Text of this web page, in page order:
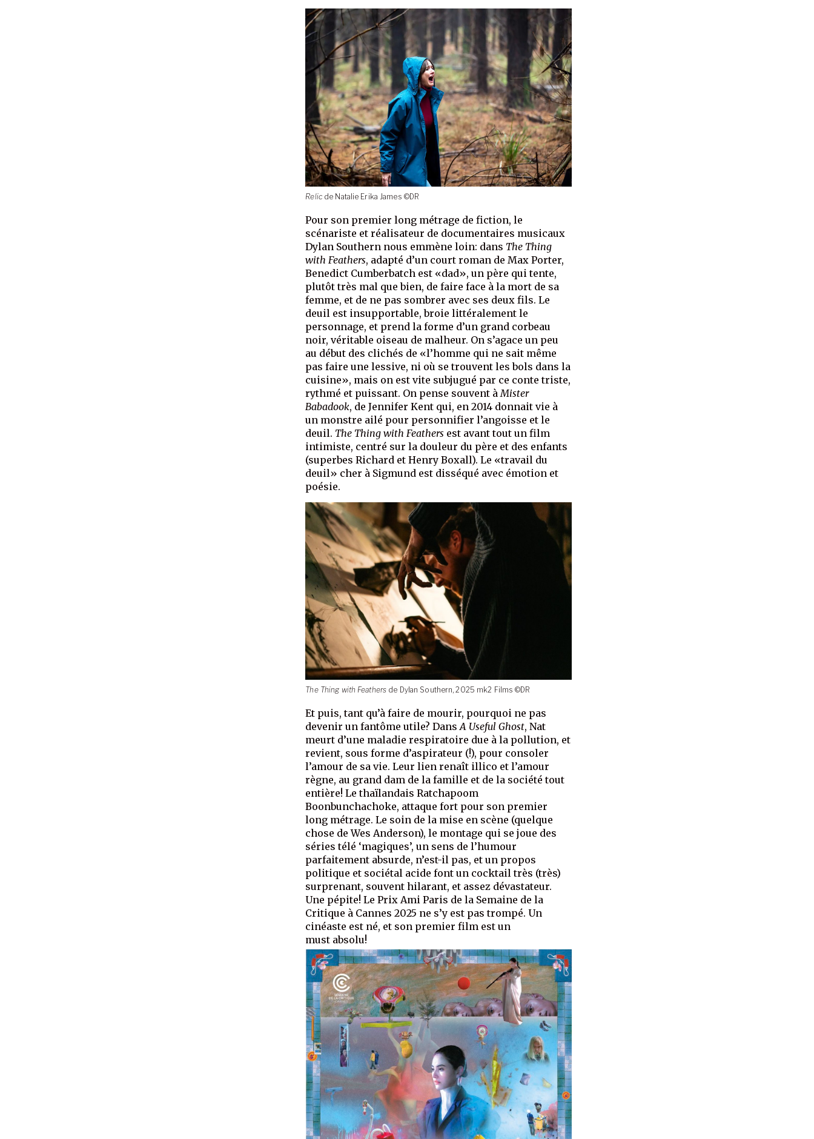
Relic de Natalie Erika James ©DR
Pour son premier long métrage de fiction, le
scénariste et réalisateur de documentaires musicaux
Dylan Southern nous emmène loin: dans The Thing
with Feathers, adapté d’un court roman de Max Porter,
Benedict Cumberbatch est «dad», un père qui tente,
plutôt très mal que bien, de faire face à la mort de sa
femme, et de ne pas sombrer avec ses deux fils. Le
deuil est insupportable, broie littéralement le
personnage, et prend la forme d’un grand corbeau
noir, véritable oiseau de malheur. On s’agace un peu
au début des clichés de «l’homme qui ne sait même
pas faire une lessive, ni où se trouvent les bols dans la
cuisine», mais on est vite subjugué par ce conte triste,
rythmé et puissant. On pense souvent à Mister
Babadook, de Jennifer Kent qui, en 2014 donnait vie à
un monstre ailé pour personnifier l’angoisse et le
deuil. The Thing with Feathers est avant tout un film
intimiste, centré sur la douleur du père et des enfants
(superbes Richard et Henry Boxall). Le «travail du
deuil» cher à Sigmund est disséqué avec émotion et
poésie.
The Thing with Feathers de Dylan Southern, 2025 mk2 Films ©DR
Et puis, tant qu’à faire de mourir, pourquoi ne pas
devenir un fantôme utile? DansA Useful Ghost, Nat
meurt d’une maladie respiratoire due à la pollution, et
revient, sous forme d’aspirateur (!), pour consoler
l’amour de sa vie. Leur lien renaît illico et l’amour
règne, au grand dam de la famille et de la société tout
entière! Le thaïlandais Ratchapoom
Boonbunchachoke, attaque fort pour son premier
long métrage. Le soin de la mise en scène (quelque
chose de Wes Anderson), le montage qui se joue des
séries télé ‘magiques’, un sens de l’humour
parfaitement absurde, n’est-il pas, et un propos
politique et sociétal acide font un cocktail très (très)
surprenant, souvent hilarant, et assez dévastateur.
Une pépite! Le Prix Ami Paris de la Semaine de la
Critique à Cannes 2025 ne s’y est pas trompé. Un
cinéaste est né, et son premier film est un
must absolu!